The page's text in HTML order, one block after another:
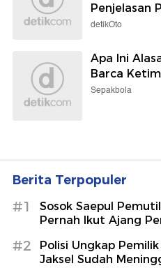
Penjelasan
detikOto
Apa Ini
Barca
Sepakbola
Berita Terpopuler
#1
Sosok Saepul
Pernah Ikut Ajang
#2
Polisi Ungkap
Jaksel Sudah